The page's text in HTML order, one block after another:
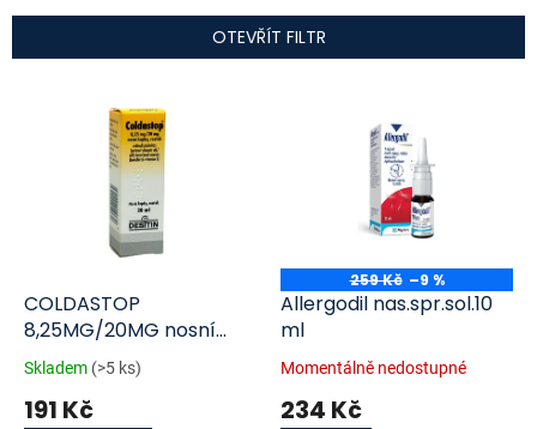
í
OTEVŘÍT FILTR
d
u
COLDASTOP
8,25MG/20MG nosní
podání kapky, roztok
1X20ML
Skladem (>5 ks)
191 Kč
259 Kč –9 %
Allergodil nas.spr.sol.10
ml
Momentálně nedostupné
234 Kč